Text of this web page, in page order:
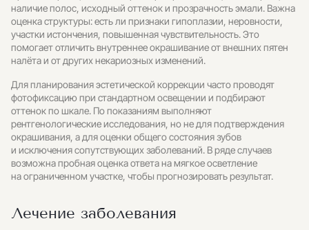
наличие полос, исходный оттенок и прозрачность эмали. Важна
оценка структуры: есть ли признаки гипоплазии, неровности,
участки истончения, повышенная чувствительность. Это
помогает отличить внутреннее окрашивание от внешних пятен
налёта и от других некариозных изменений.
Для планирования эстетической коррекции часто проводят
фотофиксацию при стандартном освещении и подбирают
оттенок по шкале. По показаниям выполняют
рентгенологические исследования, но не для подтверждения
окрашивания, а для оценки общего состояния зубов
и исключения сопутствующих заболеваний. В ряде случаев
возможна пробная оценка ответа на мягкое осветление
на ограниченном участке, чтобы прогнозировать результат.
Лечение заболевания